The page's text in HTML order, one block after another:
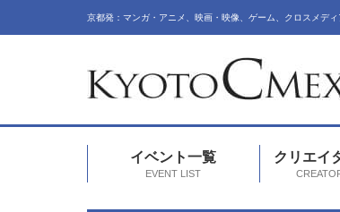
京都発：マンガ・アニメ、映画・映像、ゲーム、クロスメデ
イベント一覧
EVENT LIST
クリエイ